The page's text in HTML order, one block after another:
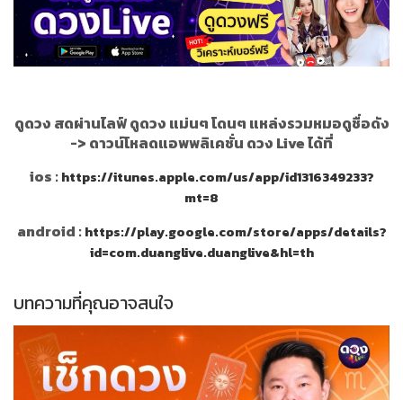
ดูดวง สดผ่านไลฟ์ ดูดวง แม่นๆ โดนๆ แหล่งรวมหมอดูชื่อดัง
-> ดาวน์โหลดแอพพลิเคชั่น ดวง Live ได้ที่
ios :https://itunes.apple.com/us/app/id1316349233?
mt=8
android :https://play.google.com/store/apps/details?
id=com.duanglive.duanglive&hl=th
บทความที่คุณอาจสนใจ